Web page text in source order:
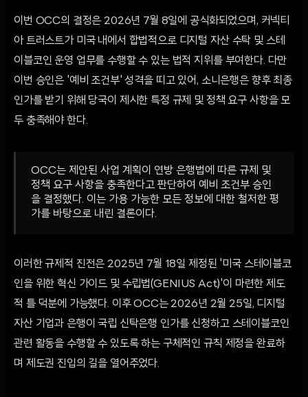
이번 OCC의 결정은 2026년 7월 8일에 공식화되었으며, 커넥티
아 트러스트가 미국 내에서 합법적으로 디지털 자산 수탁 및 스테
이블코인 운영 업무를 수행할 수 있는 법적 지위를 부여한다. 다만
이번 승인은 '예비 조건부' 성격을 띠고 있어, 소니은행은 향후 최종
인가를 받기 위해 당국이 제시한 특정 규제 및 정책 요구 사항을 모
두 충족해야 한다.
OCC는 제안된 사업 계획이 연방 은행법에 따른 규제 및
정책 요구 사항을 충족한다고 판단하여 예비 조건부 승인
을 결정했다. 이는 가용 가능한 모든 정보에 대한 철저한 평
가를 바탕으로 내린 결론이다.
이러한 규제적 진전은 2025년 7월 18일 제정된 '미국 스테이블코
인을 위한 혁신 가이드 및 수립법(GENIUS Act)'이 마련한 제도
적 틀 덕분에 가능했다. 이후 OCC는 2026년 2월 25일, 디지털
자산 기업과 은행이 국립 신탁은행 인가를 신청하고 스테이블코인
관련 활동을 수행할 수 있도록 하는 구체적인 규칙 제정을 완료하
며 제도권 진입의 길을 열어주었다.